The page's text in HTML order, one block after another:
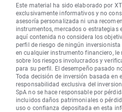
Este material ha sido elaborado por
exclusivamente informativos y no
asesoría personalizada ni una
instrumentos, mercados o estrategias
aquí contenida no considera los
perfil de riesgo de ningún
en cualquier instrumento financiero,
sobre los riesgos involucrados y
para su perfil. El desempeño pasado
Toda decisión de inversión basada en
responsabilidad exclusiva del
SpA no se hace responsable por
incluidos daños patrimoniales o
uso o confianza depositada en esta